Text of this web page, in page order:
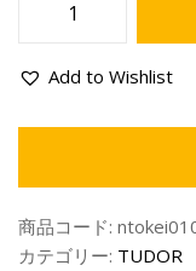
Add to Wishlist
商品コード:
カテゴリー: TUDOR